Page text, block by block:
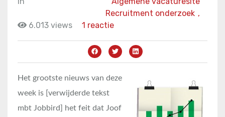
Recruitment onderzoek ,
6.013 views
1 reactie
Het grootste nieuws van deze
week is [verwijderde tekst
mbt Jobbird] het feit dat Joof